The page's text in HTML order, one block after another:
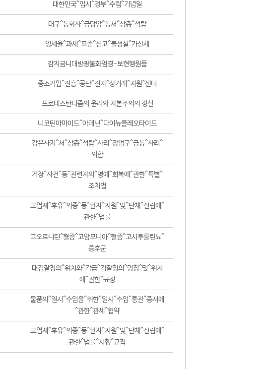
대한민국^임시^정부^수립^기념일
대구^동화사^금당암^동서^삼층^석탑
영세율^과세^표준^신고^불성실^가산세
감지금니대방광불화엄경-보현행원품
중소기업^진흥^공단^전자^상거래^지원^센터
프로테스탄티즘의 윤리와 자본주의의 정신
니코틴아마이드^아데닌^다이뉴클레오타이드
감은사지^서^삼층^석탑^사리^장엄구^금동^사리^
외함
거창^사건^등^관련자의^명예^회복에^관한^특별^
조치법
고엽제^후유^의증^등^환자^지원^및^단체^설립에^
관한^법률
고오르니틴^혈증^고암모니아^혈증^고시투룰린뇨^
증후군
대검찰청의^위치와^각급^검찰청의^명칭^및^위치
에^관한^규정
물품의^일시^수입을^위한^일시^수입^통관^증서에
^관한^관세^협약
고엽제^후유^의증^등^환자^지원^및^단체^설립에^
관한^법률^시행^규칙